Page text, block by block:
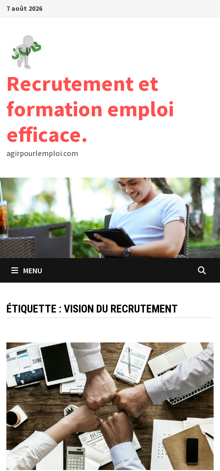
Passer
contenu
7 août 2026
Recrutement et
formation emploi
efficace.
agirpourlemploi.com
MENU
ÉTIQUETTE : VISION DU RECRUTEMENT